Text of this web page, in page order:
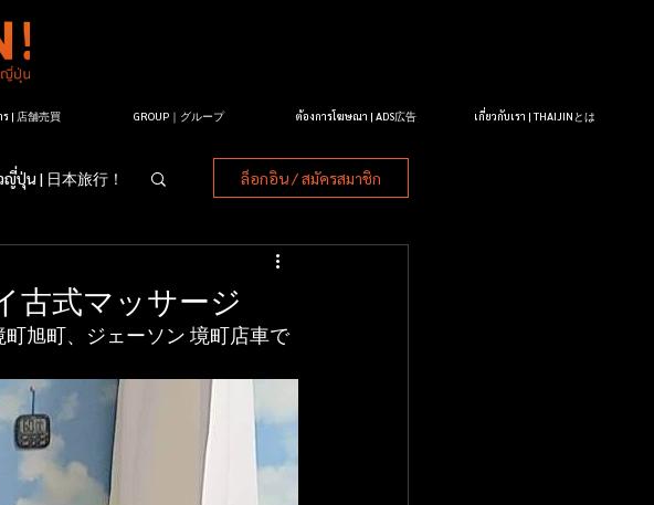
| 店舗売買 GROUP｜グループ ต้องการโฆษณา | ADS広告 เกี่ยวกับเรา | THAIJINとは
ปุ่น | 日本旅行！ ล็อกอิน / สมัครสมาชิก
古式マッサージ
旭町、ジェーソン 境町店車で